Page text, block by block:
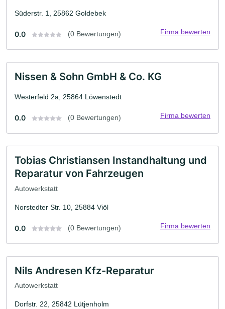
Süderstr. 1, 25862 Goldebek
0.0 (0 Bewertungen) Firma bewerten
Nissen & Sohn GmbH & Co. KG
Westerfeld 2a, 25864 Löwenstedt
0.0 (0 Bewertungen) Firma bewerten
Tobias Christiansen Instandhaltung und
Reparatur von Fahrzeugen
Autowerkstatt
Norstedter Str. 10, 25884 Viöl
0.0 (0 Bewertungen) Firma bewerten
Nils Andresen Kfz-Reparatur
Autowerkstatt
Dorfstr. 22, 25842 Lütjenholm